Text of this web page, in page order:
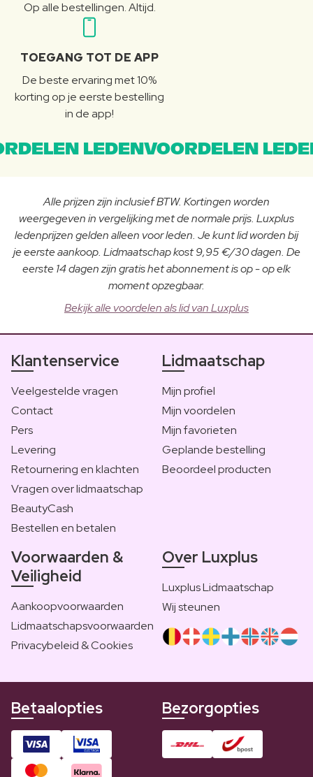
Op alle bestellingen. Altijd.
TOEGANG TOT DE APP
De beste ervaring met 10%
korting op je eerste bestelling
in de app!
LEDENVOORDELEN
Alle prijzen zijn inclusief BTW. Kortingen worden
weergegeven in vergelijking met de normale prijs. Luxplus
ledenprijzen gelden alleen voor leden. Je kunt lid worden bij
je eerste aankoop. Lidmaatschap kost 9,95 €/30 dagen. De
eerste 14 dagen zijn gratis het abonnement is op - op elk
moment opzegbaar.
Bekijk alle voordelen als lid van Luxplus
Klantenservice
Veelgestelde vragen
Contact
Pers
Levering
Retournering en klachten
Vragen over lidmaatschap
BeautyCash
Bestellen en betalen
Lidmaatschap
Mijn profiel
Mijn voordelen
Mijn favorieten
Geplande bestelling
Beoordeel producten
Voorwaarden &
Veiligheid
Aankoopvoorwaarden
Lidmaatschapsvoorwaarden
Privacybeleid & Cookies
Over Luxplus
Luxplus Lidmaatschap
Wij steunen
Betaalopties Bezorgopties